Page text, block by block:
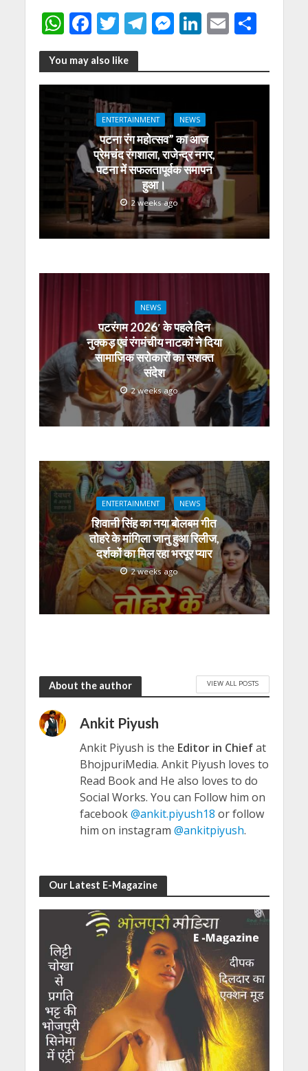
W
h
at
s
p
F
ac
e
b
o
o
k
T
w
itt
er
T
e
gr
a
m
M
ss
e
n
g
er
Li
k
e
dI
n
E
ai
l
S
ar
e
You may also like
ENTERTAINMENT NEWS
पटना रंग महोत्सव” का आज
प्रेमचंद रंगशाला, राजेन्द्र नगर,
पटना में सफलतापूर्वक समापन
हुआ।
2 weeks ago
NEWS
पटरंगम 2026′ के पहले दिन
नुक्कड़ एवं रंगमंचीय नाटकों ने दिया
सामाजिक सरोकारों का सशक्त
संदेश
2 weeks ago
ENTERTAINMENT NEWS
शिवानी सिंह का नया बोलबम गीत
तोहरे के मांगिला जानु हुआ रिलीज,
दर्शकों का मिल रहा भरपूर प्यार
2 weeks ago
About the author VIEW ALL POSTS
Ankit Piyush
Ankit Piyush is the Editor in Chiefat
BhojpuriMedia. Ankit Piyush loves to
Read Book and He also loves to do
Social Works. You can Follow him on
facebook@ankit.piyush18 or follow
him on instagram @ankitpiyush.
Our Latest E-Magazine